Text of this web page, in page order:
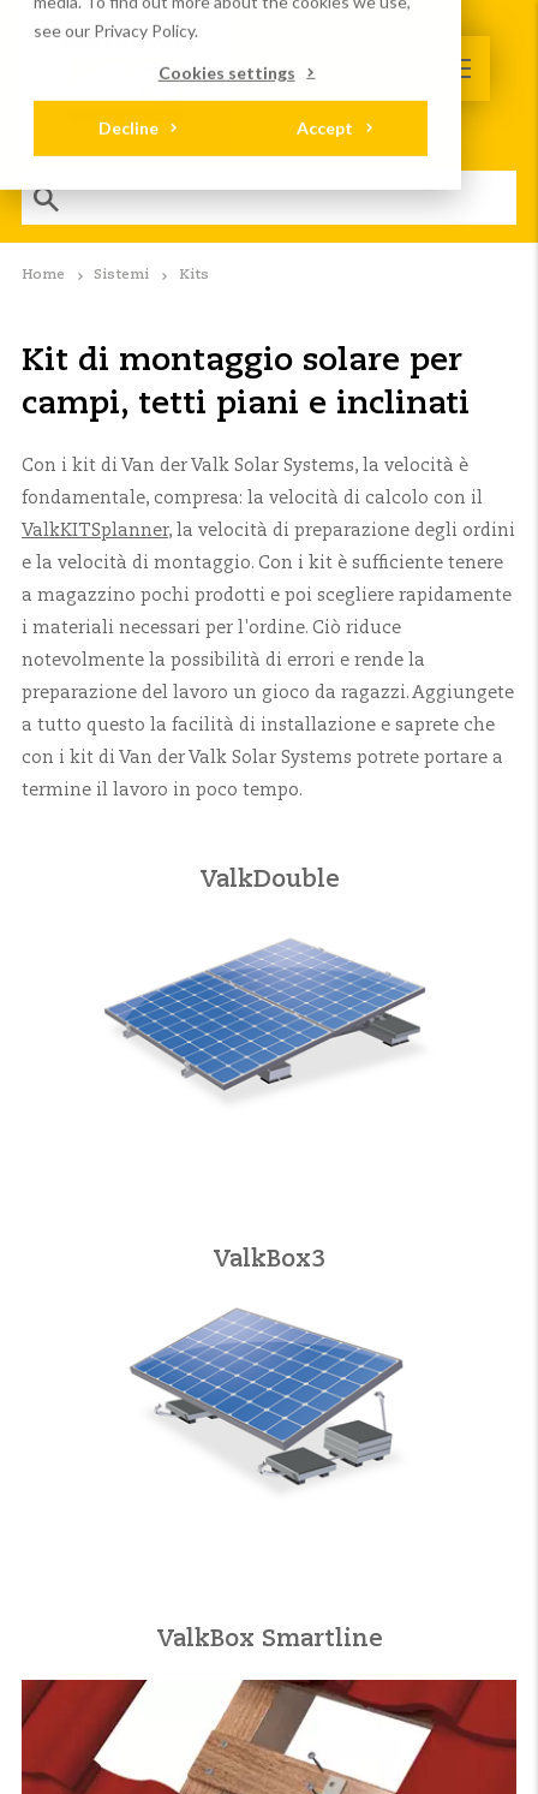
see our Privacy Policy.
Cookies settings
Accept
Decline
Home Sistemi Kits
Kit di montaggio solare per
campi, tetti piani e inclinati
Con i kit di Van der Valk Solar Systems, la velocità è
fondamentale, compresa: la velocità di calcolo con il
ValkKITSplanner, la velocità di preparazione degli ordini
e la velocità di montaggio. Con i kit è sufficiente tenere
a magazzino pochi prodotti e poi scegliere rapidamente
i materiali necessari per l'ordine. Ciò riduce
notevolmente la possibilità di errori e rende la
preparazione del lavoro un gioco da ragazzi. Aggiungete
a tutto questo la facilità di installazione e saprete che
con i kit di Van der Valk Solar Systems potrete portare a
termine il lavoro in poco tempo.
ValkDouble
ValkBox3
ValkBox Smartline